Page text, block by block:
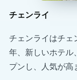
チェンマイでのこ
リア開発、文化
完璧に組み合わせ
国際的な医療経
チェンライ
チェンライはチェ
年、新しいホテル
プンし、人気が高